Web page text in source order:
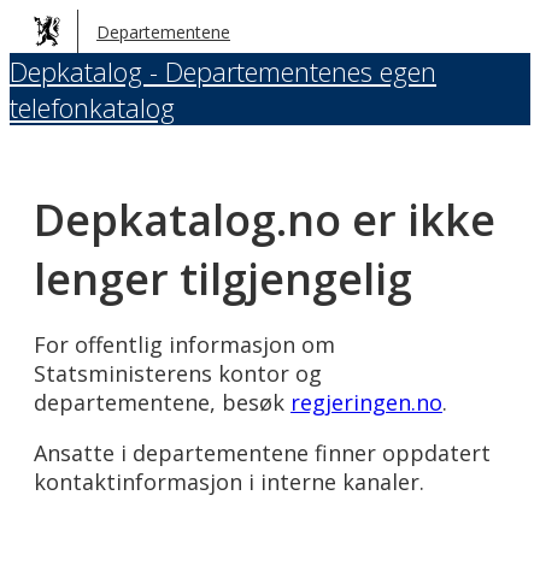
Hopp
til
hovedinnhold
Departementene
Depkatalog - Departementenes egen
telefonkatalog
Depkatalog.no er ikke
lenger tilgjengelig
For offentlig informasjon om
Statsministerens kontor og
departementene, besøk regjeringen.no.
Ansatte i departementene finner oppdatert
kontaktinformasjon i interne kanaler.